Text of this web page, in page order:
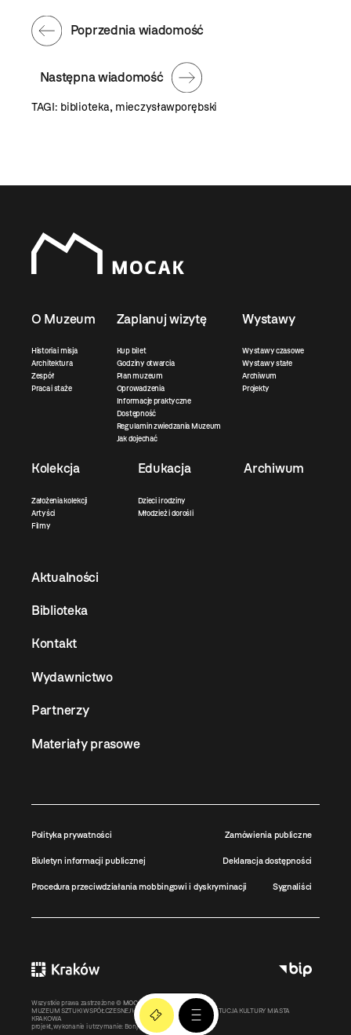
Następna wiadomość
Poprzednia wiadomość
TAGI: biblioteka, mieczysławporębski
O Muzeum
Historia i misja
Architektura
Zespół
Praca i staże
Zaplanuj wizytę
Kup bilet
Godziny otwarcia
Plan muzeum
Oprowadzenia
Informacje praktyczne
Dostępność
Regulamin zwiedzania Muzeum
Jak dojechać
Wystawy
Wystawy czasowe
Wystawy stałe
Archiwum
Projekty
Kolekcja
Założenia kolekcji
Artyści
Filmy
Edukacja
Dzieci i rodziny
Młodzież i dorośli
Archiwum
Aktualności
Biblioteka
Kontakt
Wydawnictwo
Partnerzy
Materiały prasowe
Polityka prywatności Zamówienia publiczne
Biuletyn informacji publicznej Deklaracja dostępności
Procedura przeciwdziałania mobbingowi i dyskryminacji Sygnaliści
Wszystkie prawa zastrzeżone © MOCAK2011-2026
MUZEUM SZTUKI WSPÓŁCZESNEJ W KRAKOWIE MOCAK – INSTYTUCJA KULTURY MIASTA
KRAKOWA
projekt, wykonanie i utrzymanie: Bonjour.pl